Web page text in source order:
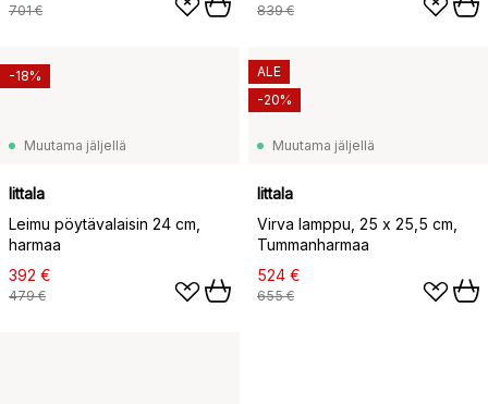
701 € 839 €
Muutama jäljellä
Iittala
Leimu pöytävalaisin 24 cm,
harmaa
392 €
479 €
-18%
Muutama jäljellä
Iittala
Virva lamppu, 25 x 25,5 cm,
Tummanharmaa
524 €
655 €
ALE
-20%